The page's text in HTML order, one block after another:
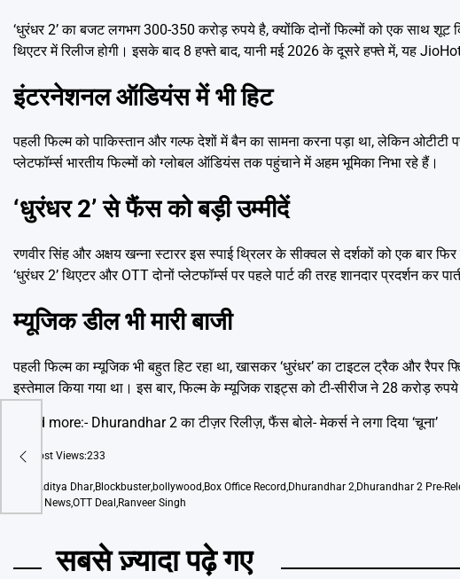
‘धुरंधर 2’ का बजट लगभग 300-350 करोड़ रुपये है, क्योंकि दोनों फिल्मों को एक साथ
थिएटर में रिलीज होगी। इसके बाद 8 हफ्ते बाद, यानी मई 2026 के दूसरे हफ्ते में, यह
इंटरनेशनल ऑडियंस में भी हिट
पहली फिल्म को पाकिस्तान और गल्फ देशों में बैन का सामना करना पड़ा था, लेकिन
प्लेटफॉर्म्स भारतीय फिल्मों को ग्लोबल ऑडियंस तक पहुंचाने में अहम भूमिका निभा रहे हैं।
‘धुरंधर 2’ से फैंस को बड़ी उम्मीदें
रणवीर सिंह और अक्षय खन्ना स्टारर इस स्पाई थ्रिलर के सीक्वल से दर्शकों को एक बार
‘धुरंधर 2’ थिएटर और OTT दोनों प्लेटफॉर्म्स पर पहले पार्ट की तरह शानदार प्रदर्शन कर
म्यूजिक डील भी मारी बाजी
पहली फिल्म का म्यूजिक भी बहुत हिट रहा था, खासकर ‘धुरंधर’ का टाइटल ट्रैक और रैपर
इस्तेमाल किया गया था। इस बार, फिल्म के म्यूजिक राइट्स को टी-सीरीज ने 28 करोड़
Read more:- Dhurandhar 2 का टीज़र रिलीज़, फैंस बोले- मेकर्स ने लगा दिया ‘चूना’
Post Views:233
Aditya Dhar Blockbusterbollywood Box Office Record Dhurandhar 2 Dhurandhar 2 Pre-
Movie NewsOTT Deal Ranveer Singh
सबसे ज़्यादा पढ़े गए